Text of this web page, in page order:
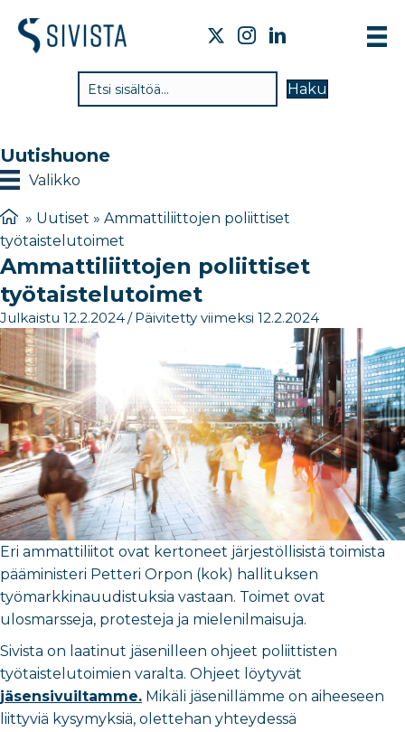
Haku
Uutishuone
Valikko
» Uutiset » Ammattiliittojen poliittiset
työtaistelutoimet
Ammattiliittojen poliittiset
työtaistelutoimet
Julkaistu 12.2.2024/ Päivitetty viimeksi 12.2.2024
Eri ammattiliitot ovat kertoneet järjestöllisistä toimista
pääministeri Petteri Orpon (kok) hallituksen
työmarkkinauudistuksia vastaan. Toimet ovat
ulosmarsseja, protesteja ja mielenilmaisuja.
Sivista on laatinut jäsenilleen ohjeet poliittisten
työtaistelutoimien varalta. Ohjeet löytyvät
jäsensivuiltamme. Mikäli jäsenillämme on aiheeseen
liittyviä kysymyksiä, olettehan yhteydessä